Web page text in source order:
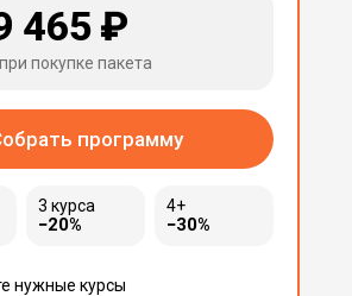
465 ₽
покупке пакета
программу
3 курса
−20%
4+
−30%
нужные курсы